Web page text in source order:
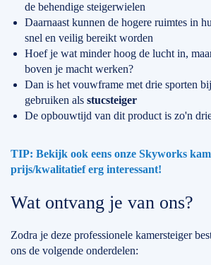
de behendige steigerwielen
Daarnaast kunnen de hogere ruimtes in
snel en veilig bereikt worden
Hoef je wat minder hoog de lucht in,
boven je macht werken?
Dan is het vouwframe met drie sporten
gebruiken als stucsteiger
De opbouwtijd van dit product is zo'n
TIP: Bekijk ook eens onze Skyworks
prijs/kwalitatief erg interessant!
Wat ontvang je van ons?
Zodra je deze professionele kamersteiger
ons de volgende onderdelen: